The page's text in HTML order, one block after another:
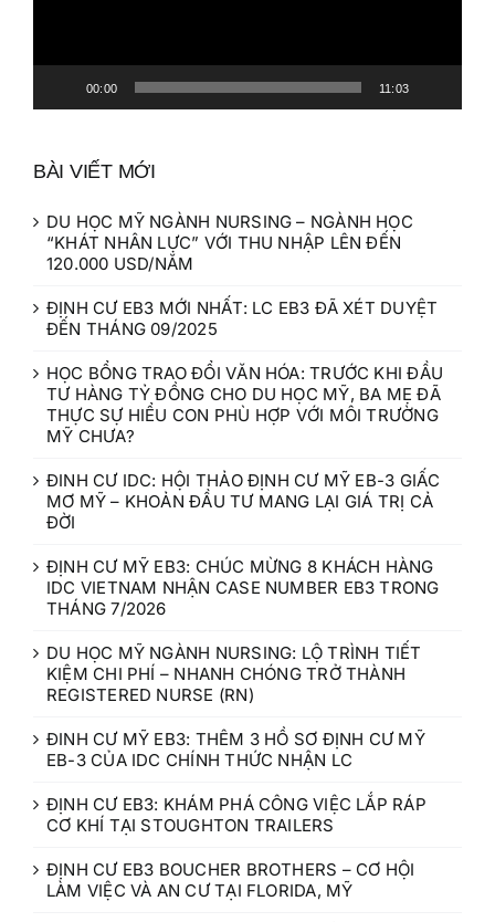
00:00 11:03
BÀI VIẾT MỚI
DU HỌC MỸ NGÀNH NURSING – NGÀNH HỌC
“KHÁT NHÂN LỰC” VỚI THU NHẬP LÊN ĐẾN
120.000 USD/NĂM
ĐỊNH CƯ EB3 MỚI NHẤT: LC EB3 ĐÃ XÉT DUYỆT
ĐẾN THÁNG 09/2025
HỌC BỔNG TRAO ĐỔI VĂN HÓA: TRƯỚC KHI ĐẦU
TƯ HÀNG TỶ ĐỒNG CHO DU HỌC MỸ, BA MẸ ĐÃ
THỰC SỰ HIỂU CON PHÙ HỢP VỚI MÔI TRƯỜNG
MỸ CHƯA?
ĐINH CƯ IDC: HỘI THẢO ĐỊNH CƯ MỸ EB-3 GIẤC
MƠ MỸ – KHOẢN ĐẦU TƯ MANG LẠI GIÁ TRỊ CẢ
ĐỜI
ĐỊNH CƯ MỸ EB3: CHÚC MỪNG 8 KHÁCH HÀNG
IDC VIETNAM NHẬN CASE NUMBER EB3 TRONG
THÁNG 7/2026
DU HỌC MỸ NGÀNH NURSING: LỘ TRÌNH TIẾT
KIỆM CHI PHÍ – NHANH CHÓNG TRỞ THÀNH
REGISTERED NURSE (RN)
ĐINH CƯ MỸ EB3: THÊM 3 HỒ SƠ ĐỊNH CƯ MỸ
EB-3 CỦA IDC CHÍNH THỨC NHẬN LC
ĐỊNH CƯ EB3: KHÁM PHÁ CÔNG VIỆC LẮP RÁP
CƠ KHÍ TẠI STOUGHTON TRAILERS
ĐỊNH CƯ EB3 BOUCHER BROTHERS – CƠ HỘI
LÀM VIỆC VÀ AN CƯ TẠI FLORIDA, MỸ